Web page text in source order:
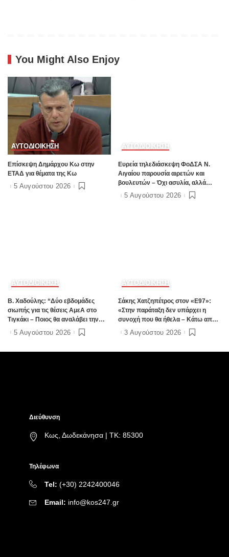
You Might Also Enjoy
ΑΥΤΟΔΙΟΙΚΗΣΗ
Επίσκεψη Δημάρχου Κω στην
ΕΤΑΔ για θέματα της Κω
5 Αυγούστου 2026
ΑΥΤΟΔΙΟΙΚΗΣΗ
Ευρεία τηλεδιάσκεψη ΦοΔΣΑ Ν.
Αιγαίου παρουσία αιρετών και
βουλευτών – Όχι ασυλία, αλλά
αναλογικότητα στην εφαρμογή του
νόμου ζητούν οι αιρετοί με αφορμή
5 Αυγούστου 2026
ΑΥΤΟΔΙΟΙΚΗΣΗ
B. Xαδούλης: “Δύο εβδομάδες
σιωπής για τις θέσεις ΑμεΑ στο
Τιγκάκι – Ποιος θα αναλάβει την
ευθύνη”;
5 Αυγούστου 2026
ΑΥΤΟΔΙΟΙΚΗΣΗ
Σάκης Χατζηπέτρος στον «Ε97»:
«Στην παράταξη δεν υπάρχει η
συνοχή που θα ήθελα – Κάτω από
πέντε οι άνθρωποι που έχω
ξεχωρίσει»
3 Αυγούστου 2026
Διεύθυνση
Κως, Δωδεκάνησα | ΤΚ: 85300
Τηλέφωνα
Tel: (+30) 2242400046
Email: info@kos247.gr